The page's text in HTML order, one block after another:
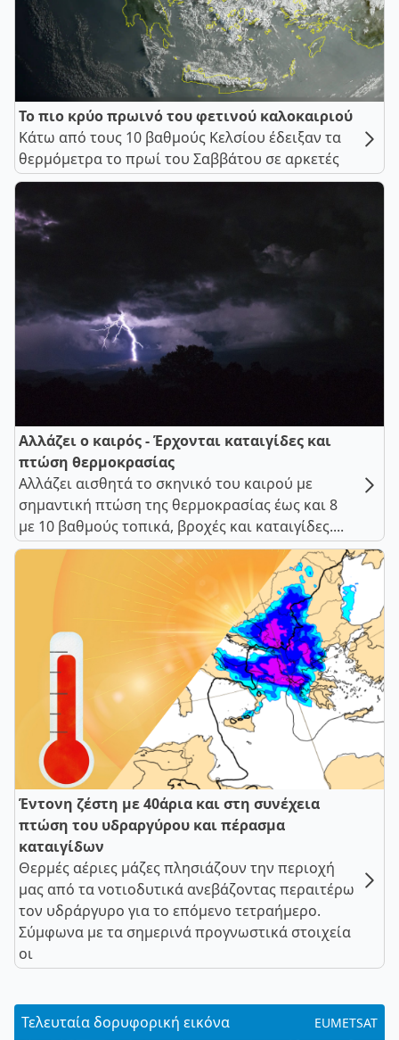
Το πιο κρύο πρωινό του φετινού καλοκαιριού
Κάτω από τους 10 βαθμούς Κελσίου έδειξαν τα
θερμόμετρα το πρωί του Σαββάτου σε αρκετές
Αλλάζει ο καιρός - Έρχονται καταιγίδες και
πτώση θερμοκρασίας
Αλλάζει αισθητά το σκηνικό του καιρού με
σημαντική πτώση της θερμοκρασίας έως και 8
με 10 βαθμούς τοπικά, βροχές και καταιγίδες....
Έντονη ζέστη με 40άρια και στη συνέχεια
πτώση του υδραργύρου και πέρασμα
καταιγίδων
Θερμές αέριες μάζες πλησιάζουν την περιοχή
μας από τα νοτιοδυτικά ανεβάζοντας περαιτέρω
τον υδράργυρο για το επόμενο τετραήμερο.
Σύμφωνα με τα σημερινά προγνωστικά στοιχεία
οι
Τελευταία δορυφορική εικόνα EUMETSAT